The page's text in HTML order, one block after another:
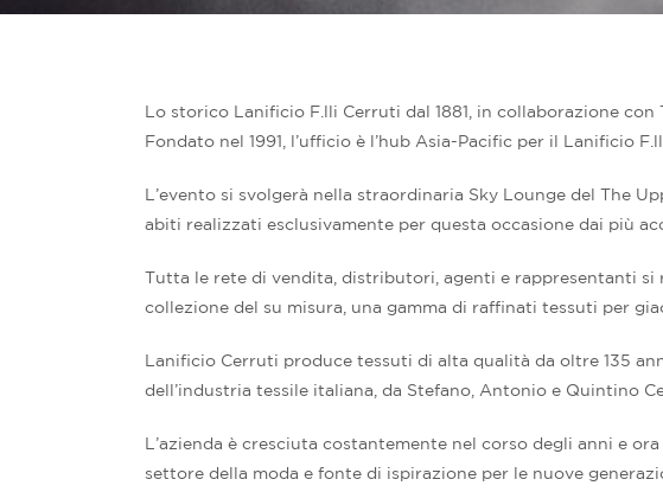
Lo storico Lanificio F.lli Cerruti dal 1881, in collaborazione
Fondato nel 1991, l’ufficio è l’hub Asia-Pacific per il Lanificio
L’evento si svolgerà nella straordinaria Sky Lounge del The
abiti realizzati esclusivamente per questa occasione dai più
Tutta le rete di vendita, distributori, agenti e rappresentanti
collezione del su misura, una gamma di raffinati tessuti per
Lanificio Cerruti produce tessuti di alta qualità da oltre 135
dell’industria tessile italiana, da Stefano, Antonio e Quintino
L’azienda è cresciuta costantemente nel corso degli anni e
settore della moda e fonte di ispirazione per le nuove